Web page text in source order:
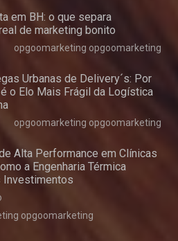
em BH: o que separa
de marketing bonito
opgoomarketing opgoomarketing
Urbanas de Delivery´s: Por
o Elo Mais Frágil da Logística
opgoomarketing opgoomarketing
Alta Performance em Clínicas
a Engenharia Térmica
Investimentos
opgoomarketing